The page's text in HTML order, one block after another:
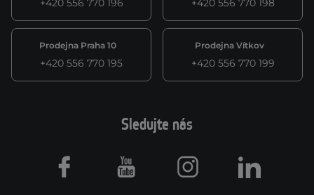
+420 556 770 196 +420 556 770 198
Prodejna Praha 10
+420 556 770 195
Prodejna Vítkov
+420 556 770 199
Sledujte nás
Facebook Youtube Instagram LinkedIn